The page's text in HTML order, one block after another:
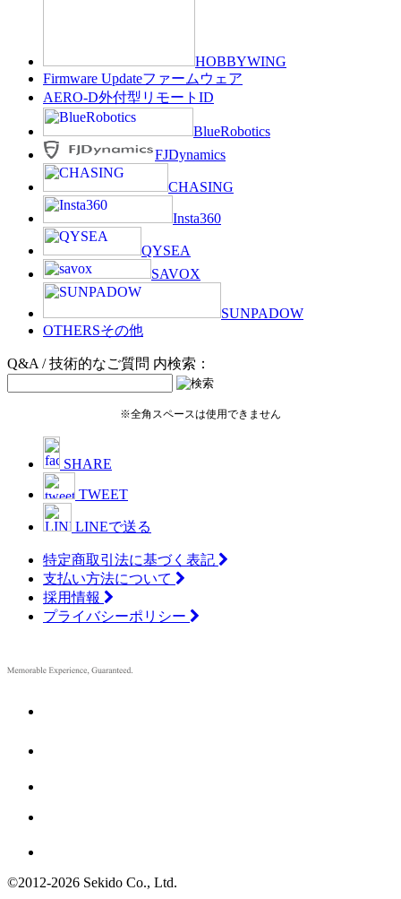
HOBBYWING
Firmware Updateファームウェア
AERO-D外付型リモートID
BlueRobotics
FJDynamics
CHASING
Insta360
QYSEA
SAVOX
SUNPADOW
OTHERSその他
Q&A / 技術的なご質問 内検索：
※全角スペースは使用できません
SHARE
TWEET
LINEで送る
特定商取引法に基づく表記
支払い方法について
採用情報
プライバシーポリシー
©2012-2026 Sekido Co., Ltd.